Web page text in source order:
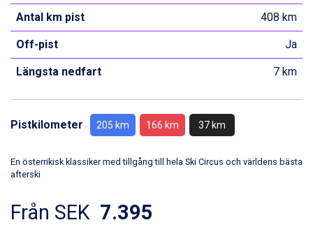
Antal km pist 408 km
Off-pist Ja
Längsta nedfart 7 km
Pistkilometer 205 km 166 km 37 km
En österrikisk klassiker med tillgång till hela Ski Circus och världens bästa
afterski
Från SEK 7.395